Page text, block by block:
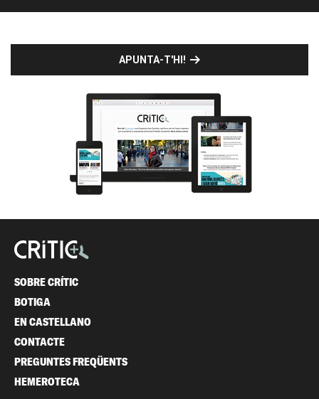
APUNTA-T'HI!
SOBRE CRÍTIC
BOTIGA
EN CASTELLANO
CONTACTE
PREGUNTES FREQÜENTS
HEMEROTECA